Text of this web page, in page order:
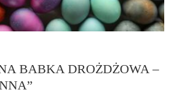
BABKA DROŻDŻOWA –